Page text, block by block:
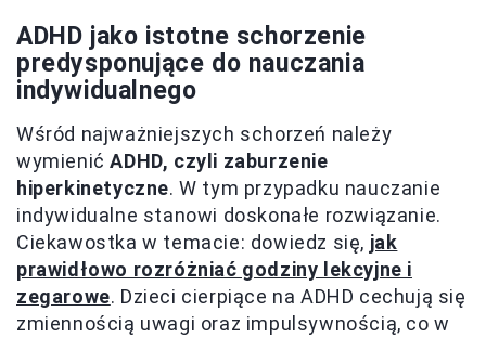
ADHD jako istotne schorzenie
predysponujące do nauczania
indywidualnego
Wśród najważniejszych schorzeń należy
wymienićADHD, czyli zaburzenie
hiperkinetyczne. W tym przypadku nauczanie
indywidualne stanowi doskonałe rozwiązanie.
Ciekawostka w temacie: dowiedz się, jak
prawidłowo rozróżniać godziny lekcyjne i
zegarowe. Dzieci cierpiące na ADHD cechują się
zmiennością uwagi oraz impulsywnością, co w